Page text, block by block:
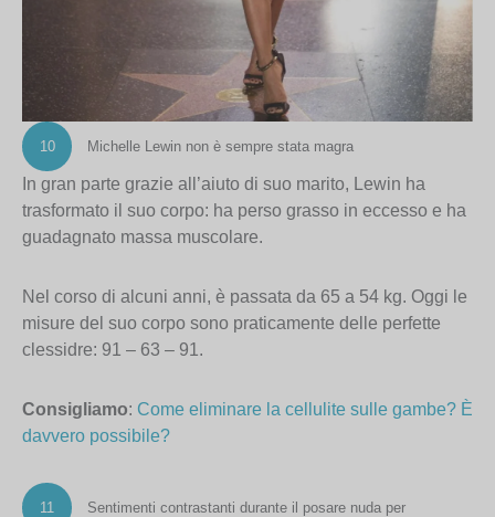
10 Michelle Lewin non è sempre stata magra
In gran parte grazie all’aiuto di suo marito, Lewin ha
trasformato il suo corpo: ha perso grasso in eccesso e ha
guadagnato massa muscolare.
Nel corso di alcuni anni, è passata da 65 a 54 kg. Oggi le
misure del suo corpo sono praticamente delle perfette
clessidre: 91 – 63 – 91.
Consigliamo: Come eliminare la cellulite sulle gambe? È
davvero possibile?
11
Sentimenti contrastanti durante il posare nuda per